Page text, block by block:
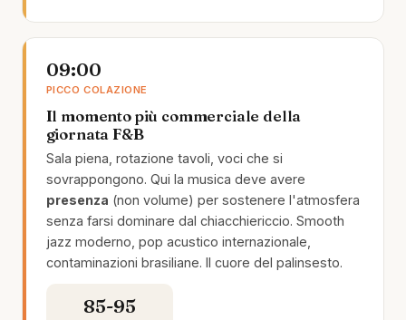
09:00
PICCO COLAZIONE
Il momento più commerciale della
giornata F&B
Sala piena, rotazione tavoli, voci che si
sovrappongono. Qui la musica deve avere
presenza (non volume) per sostenere l'atmosfera
senza farsi dominare dal chiacchiericcio. Smooth
jazz moderno, pop acustico internazionale,
contaminazioni brasiliane. Il cuore del palinsesto.
85-95